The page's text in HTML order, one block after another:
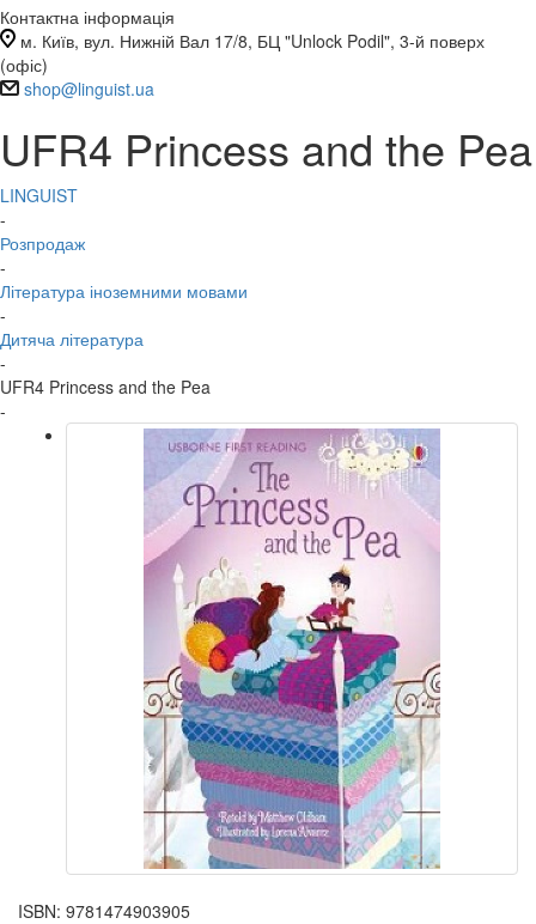
Контактна інформація
м. Київ, вул. Нижній Вал 17/8, БЦ "Unlock Podil", 3-й поверх
(офіс)
shop@linguist.ua
UFR4 Princess and the Pea
LINGUIST
-
Розпродаж
-
Література іноземними мовами
-
Дитяча література
-
UFR4 Princess and the Pea
-
ISBN: 9781474903905